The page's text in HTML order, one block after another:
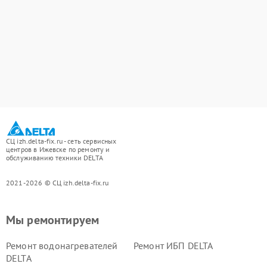
СЦ izh.delta-fix.ru - сеть сервисных
центров в Ижевске по ремонту и
обслуживанию техники DELTA
2021-2026 © СЦ izh.delta-fix.ru
Мы ремонтируем
Ремонт водонагревателей
DELTA
Ремонт ИБП DELTA